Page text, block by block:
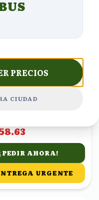
AHORA!
URGENTE
moradas en florero
AHORA!
URGENTE
PRECIOS
CIUDAD